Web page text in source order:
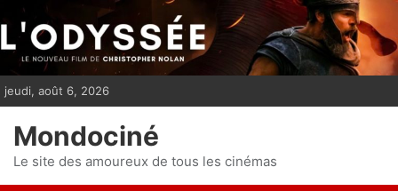
i
p
t
n
jeudi, août 6, 2026
Mondociné
Le site des amoureux de tous les cinémas